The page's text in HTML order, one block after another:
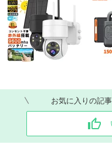
お気に入りの記